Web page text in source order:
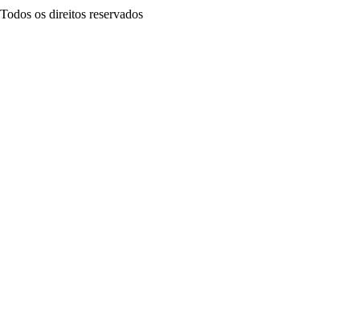
Todos os direitos reservados